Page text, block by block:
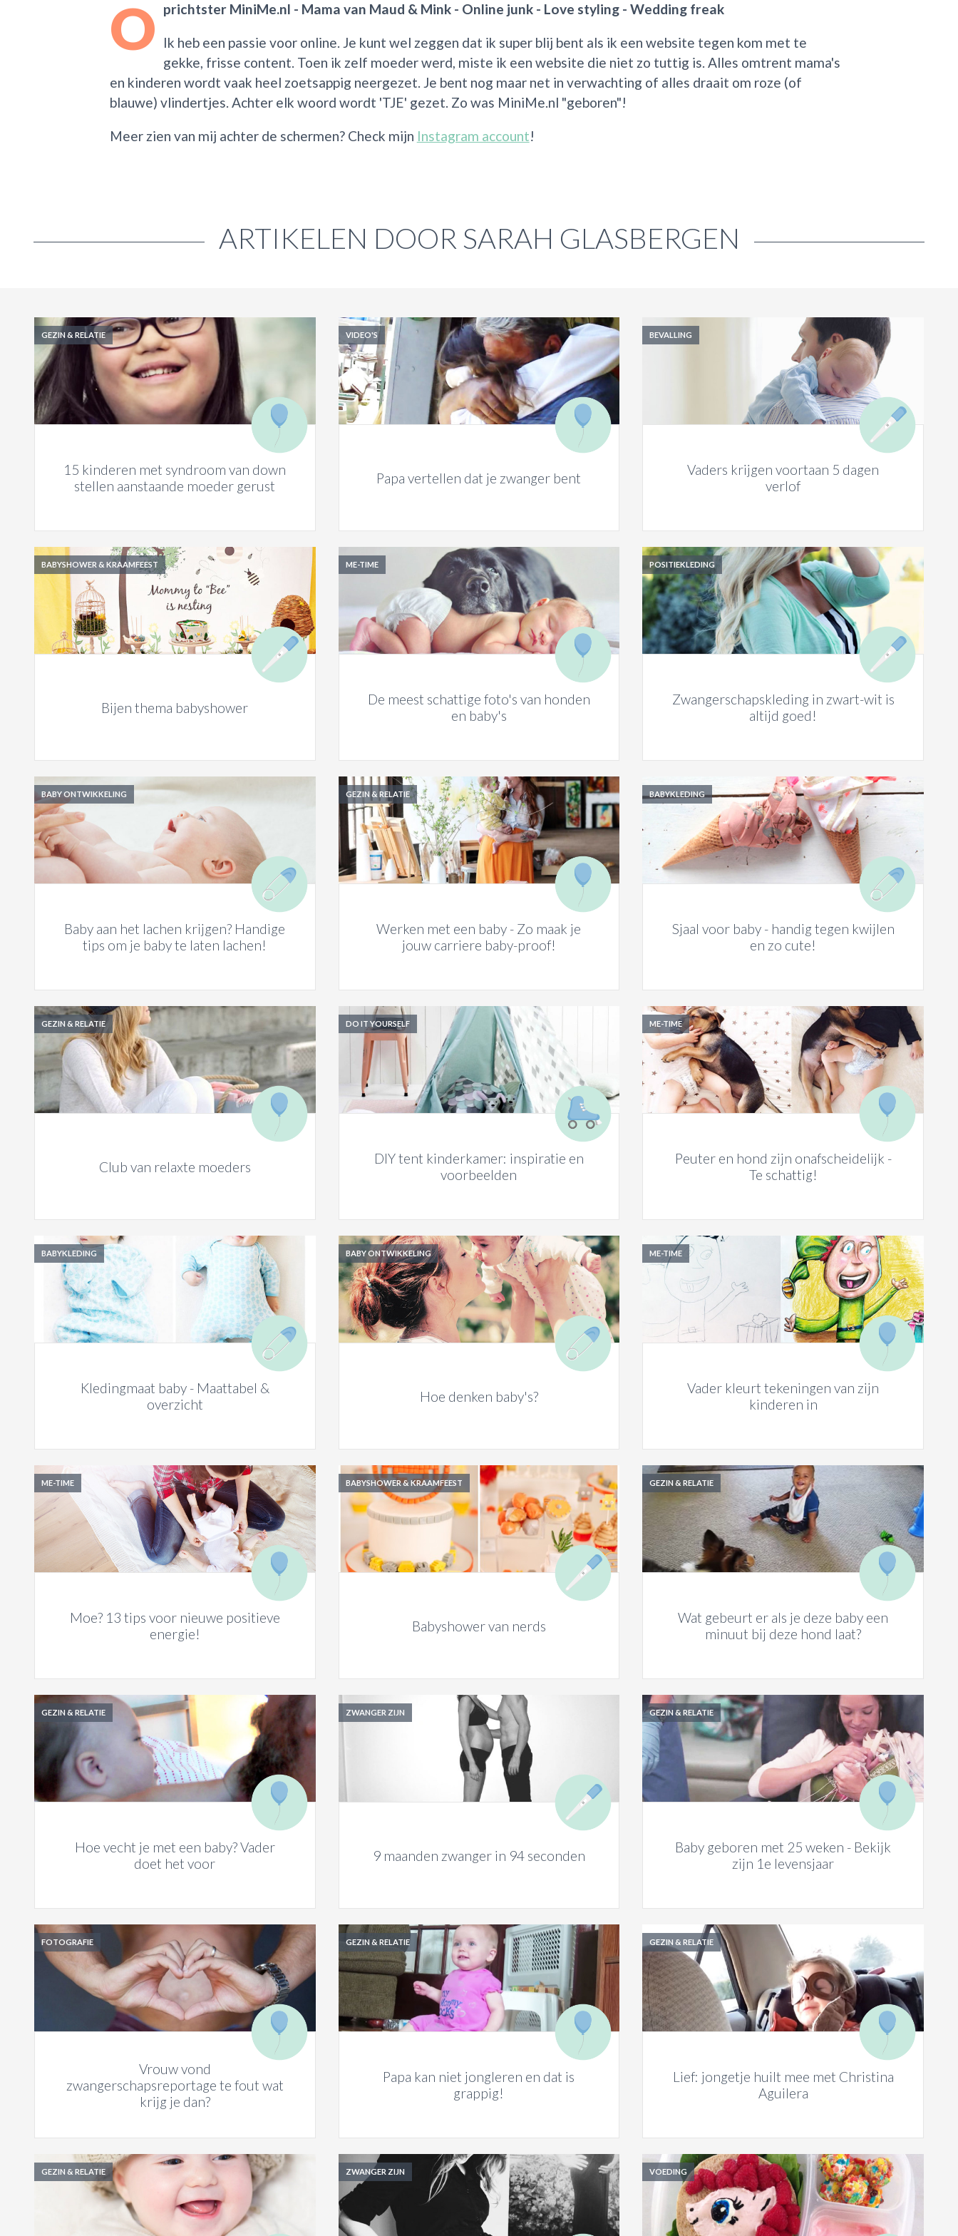
O prichtster MiniMe.nl - Mama van Maud & Mink - Online junk - Love styling - Wedding freak
Ik heb een passie voor online. Je kunt wel zeggen dat ik super blij bent als ik een website tegen kom met te
gekke, frisse content. Toen ik zelf moeder werd, miste ik een website die niet zo tuttig is. Alles omtrent mama's
en kinderen wordt vaak heel zoetsappig neergezet. Je bent nog maar net in verwachting of alles draait om roze (of
blauwe) vlindertjes. Achter elk woord wordt 'TJE' gezet. Zo was MiniMe.nl "geboren"!
Meer zien van mij achter de schermen? Check mijn Instagram account!
ARTIKELEN DOOR SARAH GLASBERGEN
GEZIN & RELATIE
15 kinderen met syndroom van down
stellen aanstaande moeder gerust
VIDEO'S
Papa vertellen dat je zwanger bent
BEVALLING
Vaders krijgen voortaan 5 dagen
verlof
BABYSHOWER & KRAAMFEEST
Bijen thema babyshower
ME-TIME
De meest schattige foto's van honden
en baby's
POSITIEKLEDING
Zwangerschapskleding in zwart-wit is
altijd goed!
BABY ONTWIKKELING
Baby aan het lachen krijgen? Handige
tips om je baby te laten lachen!
GEZIN & RELATIE
Werken met een baby - Zo maak je
jouw carriere baby-proof!
BABYKLEDING
Sjaal voor baby - handig tegen kwijlen
en zo cute!
GEZIN & RELATIE
Club van relaxte moeders
DO IT YOURSELF
DIY tent kinderkamer: inspiratie en
voorbeelden
ME-TIME
Peuter en hond zijn onafscheidelijk -
Te schattig!
BABYKLEDING
Kledingmaat baby - Maattabel &
overzicht
BABY ONTWIKKELING
Hoe denken baby's?
ME-TIME
Vader kleurt tekeningen van zijn
kinderen in
ME-TIME
Moe? 13 tips voor nieuwe positieve
energie!
BABYSHOWER & KRAAMFEEST
Babyshower van nerds
GEZIN & RELATIE
Wat gebeurt er als je deze baby een
minuut bij deze hond laat?
GEZIN & RELATIE
Hoe vecht je met een baby? Vader
doet het voor
ZWANGER ZIJN
9 maanden zwanger in 94 seconden
GEZIN & RELATIE
Baby geboren met 25 weken - Bekijk
zijn 1e levensjaar
FOTOGRAFIE
Vrouw vond
zwangerschapsreportage te fout wat
krijg je dan?
GEZIN & RELATIE
Papa kan niet jongleren en dat is
grappig!
GEZIN & RELATIE
Lief: jongetje huilt mee met Christina
Aguilera
GEZIN & RELATIE ZWANGER ZIJN VOEDING